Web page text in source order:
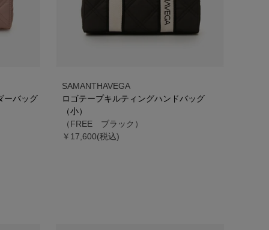
ーバッグ
SAMANTHAVEGA
ロゴテープキルティングハンドバッグ
（小）
（FREE ブラック）
￥17,600(税込)